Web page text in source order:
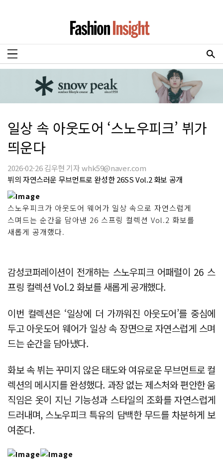
일상 속 아웃도어 ‘스노우피크’ 뷔가
띄운다
2026-02-26 김우현 기자 whk59@naver.com
뷔의 자연스러운 무브먼트로 완성한 26SS Vol.2 화보 공개
스노우피크가 아웃도어 웨어가 일상 속으로 자연스럽게
스며드는 순간을 담아낸 26 스프링 컬렉션 Vol.2 화보를
새롭게 공개했다.
감성코퍼레이션이 전개하는 스노우피크 어패럴이 26 스
프링 컬렉션 Vol.2 화보를 새롭게 공개했다.
이번 컬렉션은 ‘일상에 더 가까워진 아웃도어’를 중심에
두고 아웃도어 웨어가 일상 속 장면으로 자연스럽게 스며
드는 순간을 담아냈다.
화보 속 뷔는 꾸미지 않은 태도와 여유로운 무브먼트로 컬
렉션의 메시지를 완성했다. 과장 없는 제스처와 편안한 움
직임은 옷이 지닌 기능성과 스타일의 조화를 자연스럽게
드러내며, 스노우피크 특유의 담백한 무드를 차분하게 보
여준다.